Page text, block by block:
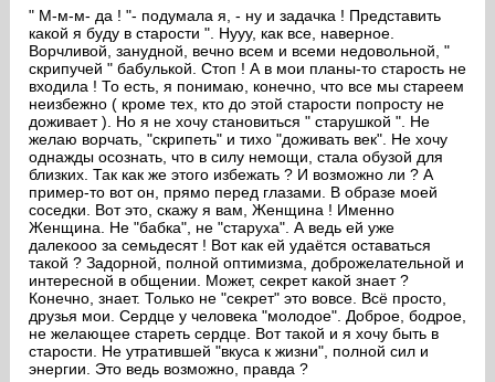
эфир
на сайте
пользователей
" М-м-м- да ! "- подумала я, - ну и задачка ! Представить
какой я буду в старости ". Нууу, как все, наверное.
Ворчливой, занудной, вечно всем и всеми недовольной, "
скрипучей " бабулькой. Стоп ! А в мои планы-то старость не
входила ! То есть, я понимаю, конечно, что все мы стареем
неизбежно ( кроме тех, кто до этой старости попросту не
доживает ). Но я не хочу становиться " старушкой ". Не
желаю ворчать, "скрипеть" и тихо "доживать век". Не хочу
однажды осознать, что в силу немощи, стала обузой для
близких. Так как же этого избежать ? И возможно ли ? А
пример-то вот он, прямо перед глазами. В образе моей
соседки. Вот это, скажу я вам, Женщина ! Именно
Женщина. Не "бабка", не "старуха". А ведь ей уже
далекооо за семьдесят ! Вот как ей удаётся оставаться
такой ? Задорной, полной оптимизма, доброжелательной и
интересной в общении. Может, секрет какой знает ?
Конечно, знает. Только не "секрет" это вовсе. Всё просто,
друзья мои. Сердце у человека "молодое". Доброе, бодрое,
не желающее стареть сердце. Вот такой и я хочу быть в
старости. Не утратившей "вкуса к жизни", полной сил и
энергии. Это ведь возможно, правда ?